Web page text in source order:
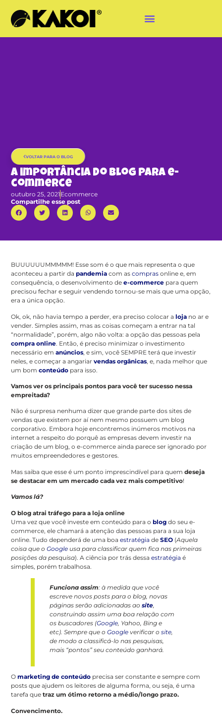
VOLTAR PARA O BLOG
A importância do blog para e-
commerce
outubro 25, 2021 Ecommerce
Compartilhe esse post
BUUUUUUMMMMM! Esse som é o que mais representa o que
aconteceu a partir dapandemia com ascompras online e, em
consequência, o desenvolvimento de e-commerce para quem
precisou fechar e seguir vendendo tornou-se mais que uma opção,
era a única opção.
Ok, ok, não havia tempo a perder, era preciso colocar aloja no ar e
vender. Simples assim, mas as coisas começam a entrar na tal
“normalidade”, porém, algo não volta: a opção das pessoas pela
compra online. Então, é preciso minimizar o investimento
necessário emanúncios, e sim, você SEMPRE terá que investir
neles, e começar a angariarvendas orgânicas, e, nada melhor que
um bomconteúdo para isso.
Vamos ver os principais pontos para você ter sucesso nessa
empreitada?
Não é surpresa nenhuma dizer que grande parte dos sites de
vendas que existem por aí nem mesmo possuem um blog
corporativo. Embora hoje encontremos inúmeros motivos na
internet a respeito do porquê as empresas devem investir na
criação de um blog, o e-commerce ainda parece ser ignorado por
muitos empreendedores e gestores.
Mas saiba que esse é um ponto imprescindível para quemdeseja
se destacar em um mercado cada vez mais competitivo!
Vamos lá?
O blog atrai tráfego para a loja online
Uma vez que você investe em conteúdo para oblog do seu e-
commerce, ele chamará a atenção das pessoas para a sua loja
online. Tudo dependerá de uma boaestratégia deSEO (Aquela
coisa que oGoogle usa para classificar quem fica nas primeiras
posições da pesquisa). A ciência por trás dessaestratégia é
simples, porém trabalhosa.
Funciona assim: à medida que você
escreve novos posts para o blog, novas
páginas serão adicionadas aosite,
construindo assim uma boa relação com
os buscadores (Google, Yahoo, Bing e
etc). Sempre que oGoogle verificar osite,
de modo a classificá-lo nas pesquisas,
mais “pontos” seu conteúdo ganhará.
Omarketing de conteúdo precisa ser constante e sempre com
posts que ajudem os leitores de alguma forma, ou seja, é uma
tarefa quetraz um ótimo retorno a médio/longo prazo.
Convencimento.